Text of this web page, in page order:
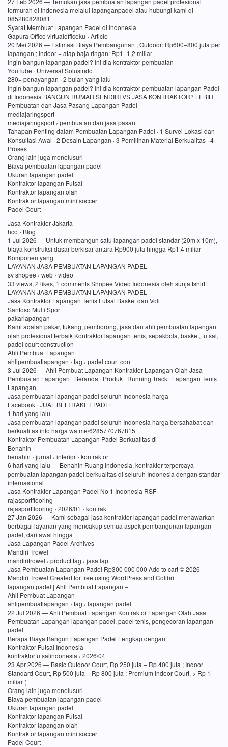
termurah di Indonesia melalui lapanganpadel atau hubungi kami di
085280828081
Syarat Membuat Lapangan Padel di Indonesia
Gapura Office virtualofficeku › Article
20 Mei 2026 — Estimasi Biaya Pembangunan ; Outdoor: Rp600–800 juta per
lapangan ; Indoor + atap baja ringan: Rp1–1,2 miliar
Ingin bangun lapangan padel? Ini dia kontraktor pembuatan
YouTube · Universal Solusindo
280+ penayangan · 2 bulan yang lalu
Ingin bangun lapangan padel? Ini dia kontraktor pembuatan lapangan Padel
di Indonesia BANGUN RUMAH SENDIRI VS JASA KONTRAKTOR? LEBIH
Pembuatan dan Jasa Pasang Lapangan Padel
mediajaringsport
mediajaringsport › pembuatan dan jasa pasan
Tahapan Penting dalam Pembuatan Lapangan Padel · 1 Survei Lokasi dan
Konsultasi Awal · 2 Desain Lapangan · 3 Pemilihan Material Berkualitas · 4
Proses
Orang lain juga menelusuri
Biaya pembuatan lapangan padel
Ukuran lapangan padel
Kontraktor lapangan Futsal
Kontraktor lapangan olah
Kontraktor lapangan mini soccer
Padel Court
Jasa Kontraktor Jakarta
hco › Blog
1 Jul 2026 — Untuk membangun satu lapangan padel standar (20m x 10m),
biaya konstruksi dasar berkisar antara Rp900 juta hingga Rp1,4 miliar
Komponen yang
LAYANAN JASA PEMBUATAN LAPANGAN PADEL
sv shopee › web › video
33 views, 2 likes, 1 comments Shopee Video Indonesia oleh sunja tshirt:
LAYANAN JASA PEMBUATAN LAPANGAN PADEL
Jasa Kontraktor Lapangan Tenis Futsal Basket dan Voli
Santoso Multi Sport
pakarlapangan
Kami adalah pakar, tukang, pemborong, jasa dan ahli pembuatan lapangan
olah profesional terbaik Kontraktor lapangan tenis, sepakbola, basket, futsal,
padel court construction
Ahli Pembuat Lapangan
ahlipembuatlapangan › tag › padel court con
3 Jul 2026 — Ahli Pembuat Lapangan Kontraktor Lapangan Olah Jasa
Pembuatan Lapangan · Beranda · Produk · Running Track · Lapangan Tenis ·
Lapangan
Jasa pembuatan lapangan padel seluruh Indonesia harga
Facebook · JUAL BELI RAKET PADEL
1 hari yang lalu
Jasa pembuatan lapangan padel seluruh Indonesia harga bersahabat dan
berkualitas info harga wa me/6285770767815
Kontraktor Pembuatan Lapangan Padel Berkualitas di
Benahin
benahin › jurnal › interior › kontraktor
6 hari yang lalu — Benahin Ruang Indonesia, kontraktor terpercaya
pembuatan lapangan padel berkualitas di seluruh Indonesia dengan standar
internasional
Jasa Kontraktor Lapangan Padel No 1 Indonesia RSF
rajasportflooring
rajasportflooring › 2026/01 › kontrakt
27 Jan 2026 — Kami sebagai jasa kontraktor lapangan padel menawarkan
berbagai layanan yang mencakup semua aspek pembangunan lapangan
padel, dari awal hingga
Jasa Lapangan Padel Archives
Mandiri Trowel
mandiritrowel › product tag › jasa lap
Jasa Pembuatan Lapangan Padel Rp300 000 000 Add to cart © 2026
Mandiri Trowel Created for free using WordPress and Colibri
lapangan padel | Ahli Pembuat Lapangan –
Ahli Pembuat Lapangan
ahlipembuatlapangan › tag › lapangan padel
22 Jul 2026 — Ahli Pembuat Lapangan Kontraktor Lapangan Olah Jasa
Pembuatan Lapangan lapangan padel, padel tenis, pengecoran lapangan
padel
Berapa Biaya Bangun Lapangan Padel Lengkap dengan
Kontraktor Futsal Indonesia
kontraktorfutsalindonesia › 2026/04
23 Apr 2026 — Basic Outdoor Court, Rp 250 juta – Rp 400 juta ; Indoor
Standard Court, Rp 500 juta – Rp 800 juta ; Premium Indoor Court, > Rp 1
miliar (
Orang lain juga menelusuri
Biaya pembuatan lapangan padel
Ukuran lapangan padel
Kontraktor lapangan Futsal
Kontraktor lapangan olah
Kontraktor lapangan mini soccer
Padel Court